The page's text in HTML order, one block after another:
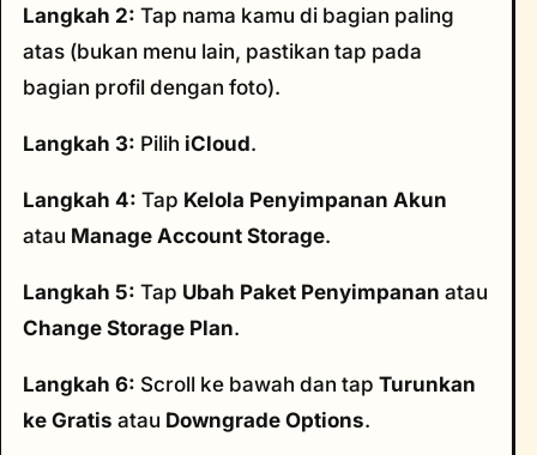
Langkah 2: Tap nama kamu di bagian paling
atas (bukan menu lain, pastikan tap pada
bagian profil dengan foto).
Langkah 3: Pilih iCloud.
Langkah 4: Tap Kelola Penyimpanan Akun
atau Manage Account Storage.
Langkah 5: Tap Ubah Paket Penyimpanan atau
Change Storage Plan.
Langkah 6: Scroll ke bawah dan tap Turunkan
ke Gratis atau Downgrade Options.